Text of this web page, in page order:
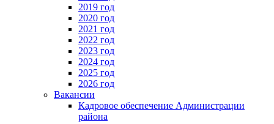
2019 год
2020 год
2021 год
2022 год
2023 год
2024 год
2025 год
2026 год
Вакансии
Кадровое обеспечение Администрации
района